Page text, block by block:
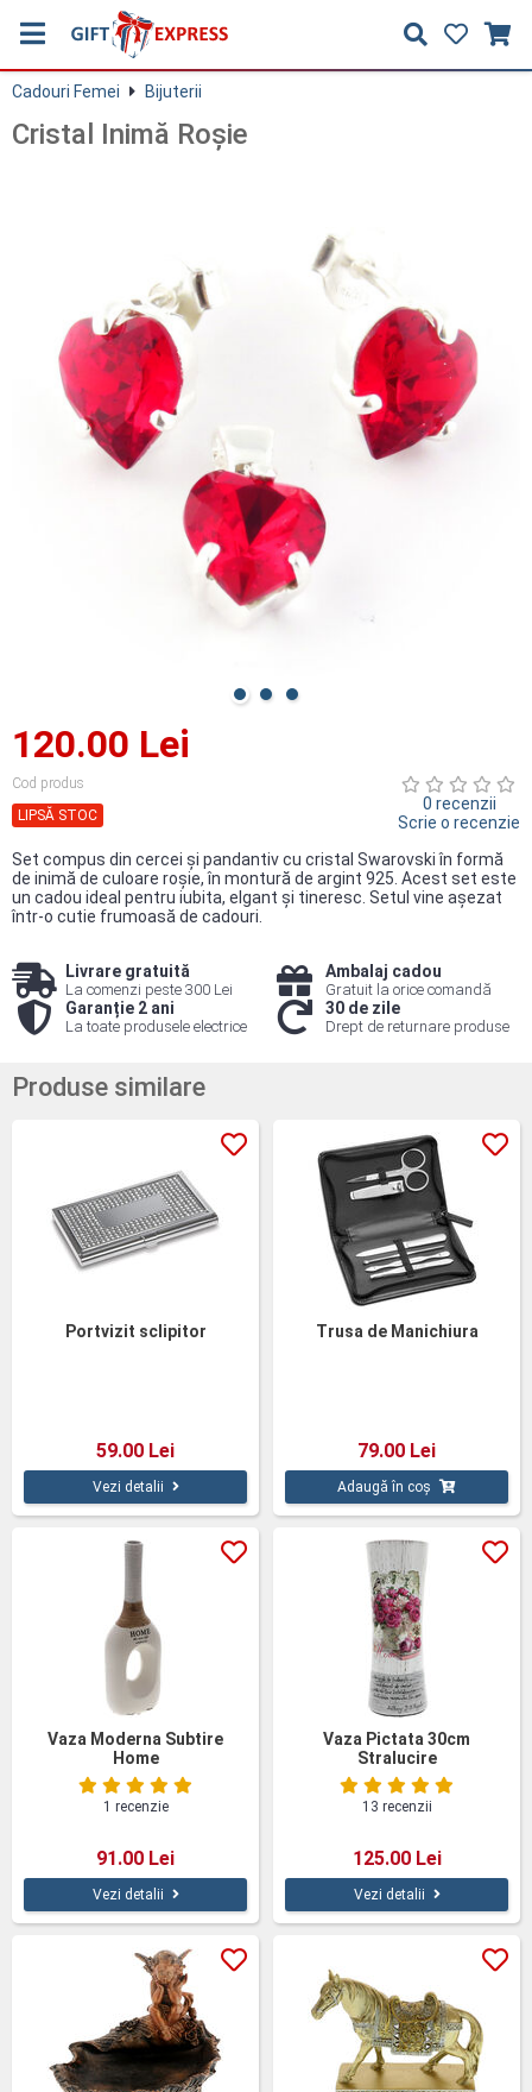
Cadouri Femei Bijuterii
Cristal Inimă Roşie
120.00 Lei
Cod produs
LIPSĂ STOC
0 recenzii
Scrie o recenzie
Set compus din cercei şi pandantiv cu cristal Swarovski în formă
de inimă de culoare roşie, în montură de argint 925. Acest set este
un cadou ideal pentru iubita, elgant şi tineresc. Setul vine aşezat
într-o cutie frumoasă de cadouri.
Livrare gratuită
La comenzi peste 300 Lei
Ambalaj cadou
Gratuit la orice comandă
Garanție 2 ani
La toate produsele electrice
30 de zile
Drept de returnare produse
Produse similare
Portvizit sclipitor
59.00 Lei
Vezi detalii
Trusa de Manichiura
79.00 Lei
Adaugă în coș
Vaza Moderna Subtire
Home
1 recenzie
91.00 Lei
Vezi detalii
Vaza Pictata 30cm
Stralucire
13 recenzii
125.00 Lei
Vezi detalii